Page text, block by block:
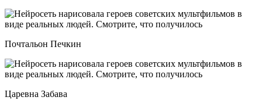
Почтальон Печкин
Царевна Забава